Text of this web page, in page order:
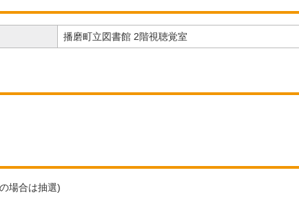
播磨町立図書館 2階視聴覚室
場合は抽選)